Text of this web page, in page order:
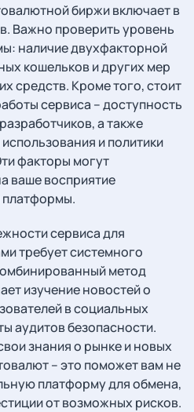
биржи включает в
Важно проверить уровень
наличие двухфакторной
кошельков и других мер
средств. Кроме того, стоит
сервиса – доступность
а также
и политики
факторы могут
ваше восприятие
сервиса для
требует системного
метод
изучение новостей о
в социальных
аудитов безопасности.
знания о рынке и новых
– это поможет вам не
платформу для обмена,
от возможных рисков.